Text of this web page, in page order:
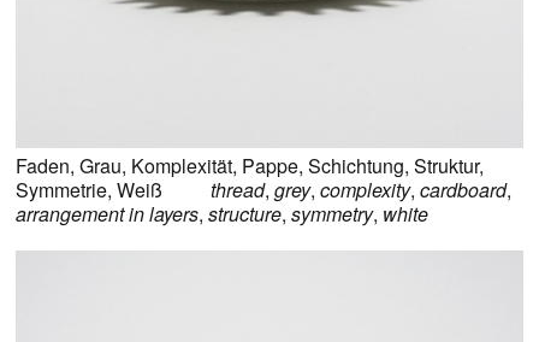
Faden, Grau, Komplexität, Pappe, Schichtung, Struktur,
Symmetrie, Weiß thread, grey, complexity, cardboard,
arrangement in layers, structure, symmetry, white